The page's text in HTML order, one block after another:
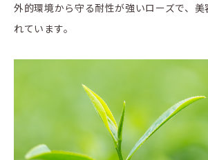
外的環境から守る耐性が強いローズで、
れています。